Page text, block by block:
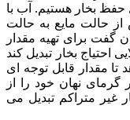
حفظ بخار هستیم. آب با
حالت مایع به حالت
گفت برای تهیه مقدار
احتیاج بخار تبدیل کند
تا مقدار قابل توجه ای
گرمای نهان خود را از
غیر متراکم تبدیل می